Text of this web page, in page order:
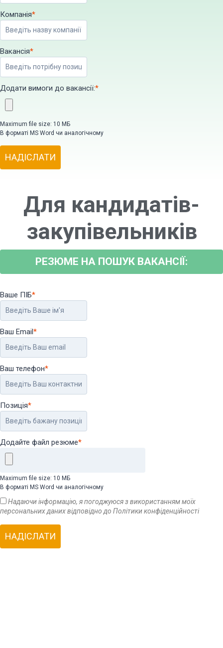
Компанія*
Вакансія*
Додати вимоги до вакансії:*
Maximum file size: 10 МБ
В форматі MS Word чи аналогічному
НАДІСЛАТИ
Для кандидатів-
закупівельників
РЕЗЮМЕ НА ПОШУК ВАКАНСІЇ:
Ваше ПІБ*
Ваш Email*
Ваш телефон*
Позиція*
Додайте файл резюме*
Maximum file size: 10 МБ
В форматі MS Word чи аналогічному
Надаючи інформацію, я погоджуюся з використанням моїх
персональних даних відповідно до Політики конфіденційності
НАДІСЛАТИ